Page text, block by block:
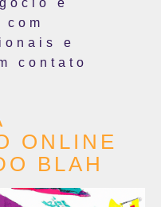
e
e
contato
ONLINE
BLAH